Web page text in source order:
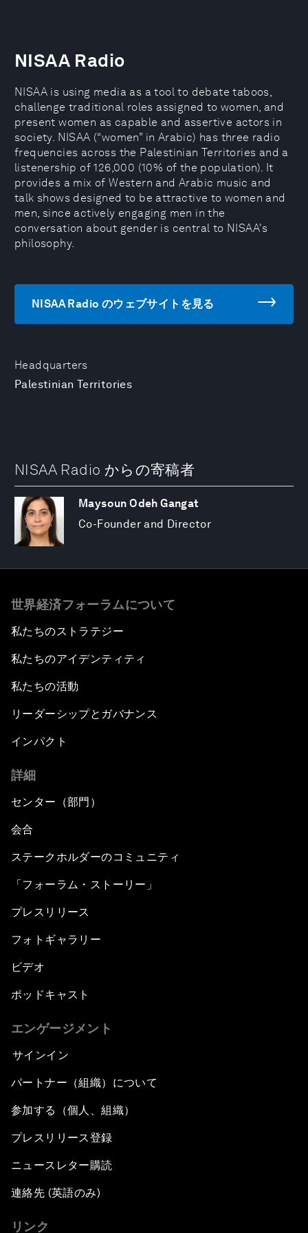
Headquarters
Palestinian Territories
NISAA Radio
NISAA is using media as a tool to debate taboos,
challenge traditional roles assigned to women, and
present women as capable and assertive actors in
society. NISAA (“women” in Arabic) has three radio
frequencies across the Palestinian Territories and a
listenership of 126,000 (10% of the population). It
provides a mix of Western and Arabic music and
talk shows designed to be attractive to women and
men, since actively engaging men in the
conversation about gender is central to NISAA's
philosophy.
NISAA Radio のウェブサイトを見る
NISAA Radio からの寄稿者
Maysoun Odeh Gangat
Co-Founder and Director
世界経済フォーラムについて
私たちのストラテジー
私たちのアイデンティティ
私たちの活動
リーダーシップとガバナンス
インパクト
詳細
センター（部門）
会合
ステークホルダーのコミュニティ
「フォーラム・ストーリー」
プレスリリース
フォトギャラリー
ビデオ
ポッドキャスト
エンゲージメント
サインイン
パートナー（組織）について
参加する（個人、組織）
プレスリリース登録
ニュースレター購読
連絡先 (英語のみ)
リンク